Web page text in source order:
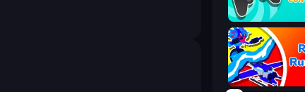
Mind Controller
Robo Runner